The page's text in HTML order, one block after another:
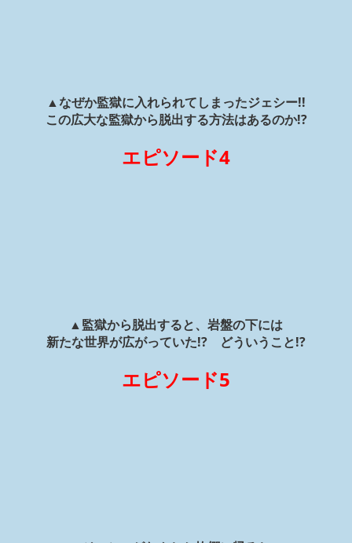
▲なぜか監獄に入れられてしまったジェシー!!
この広大な監獄から脱出する方法はあるのか!?
エピソード4
▲監獄から脱出すると、岩盤の下には
新たな世界が広がっていた!? どういうこと!?
エピソード5